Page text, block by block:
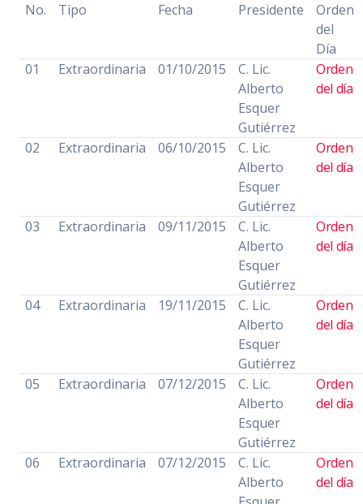
No. Tipo Fecha Presidente
Orden
del
Día
01
Extraordinaria 01/10/2015
C. Lic.
Alberto
Esquer
Gutiérrez
Orden
del día
02 Extraordinaria 06/10/2015
C. Lic.
Alberto
Esquer
Gutiérrez
Orden
del día
03 Extraordinaria 09/11/2015
C. Lic.
Alberto
Esquer
Gutiérrez
Orden
del día
04 Extraordinaria 19/11/2015
C. Lic.
Alberto
Esquer
Gutiérrez
Orden
del día
05 Extraordinaria 07/12/2015
C. Lic.
Alberto
Esquer
Gutiérrez
Orden
del día
06 Extraordinaria 07/12/2015
C. Lic.
Alberto
Orden
del día